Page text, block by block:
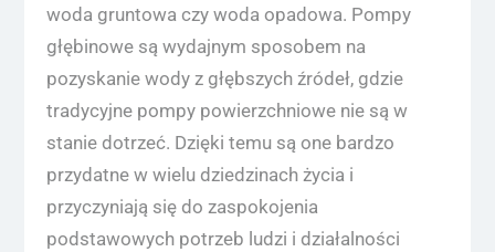
woda gruntowa czy woda opadowa. Pompy
głębinowe są wydajnym sposobem na
pozyskanie wody z głębszych źródeł, gdzie
tradycyjne pompy powierzchniowe nie są w
stanie dotrzeć. Dzięki temu są one bardzo
przydatne w wielu dziedzinach życia i
przyczyniają się do zaspokojenia
podstawowych potrzeb ludzi i działalności